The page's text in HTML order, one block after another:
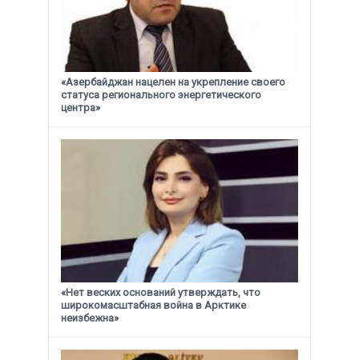
«Азербайджан нацелен на укрепление своего
статуса регионального энергетического
центра»
«Нет веских оснований утверждать, что
широкомасштабная война в Арктике
неизбежна»